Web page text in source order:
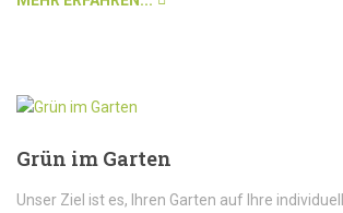
Grün im Garten
Unser Ziel ist es, Ihren Garten auf Ihre